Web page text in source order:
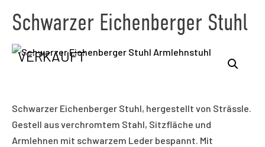
Schwarzer Eichenberger Stuhl
VERKAUFT
Schwarzer Eichenberger Stuhl, hergestellt von Strässle.
Gestell aus verchromtem Stahl, Sitzfläche und
Armlehnen mit schwarzem Leder bespannt. Mit